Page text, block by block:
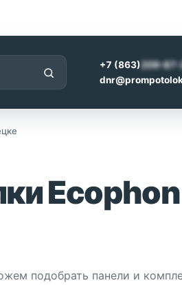
+7 (863)209-87-
подобрать панели и